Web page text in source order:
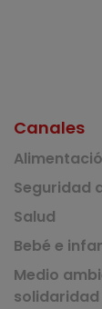
Canales
Seguridad
Salud
Bebé e
Medio
solidaridad